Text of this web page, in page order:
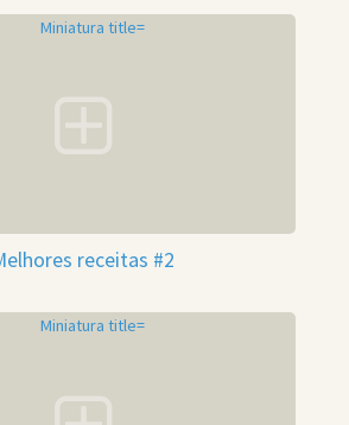
receitas #2